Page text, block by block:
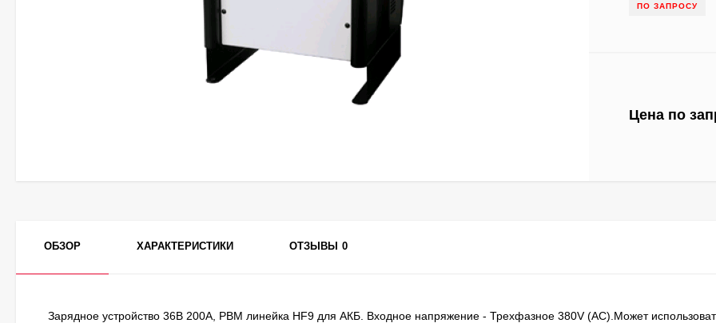
ПО ЗАПРОСУ
Цена по
ОБЗОР ХАРАКТЕРИСТИКИ ОТЗЫВЫ 0
Зарядное устройство 36В 200А, PBM линейка HF9 для АКБ. Входное напряжение - Трехфазное 380V (AC).Может